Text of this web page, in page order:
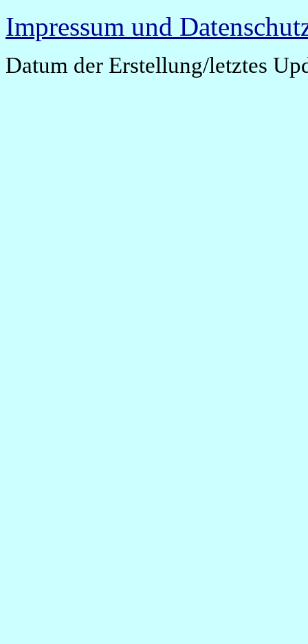
Impressum und
Datum der Erstellung/letztes